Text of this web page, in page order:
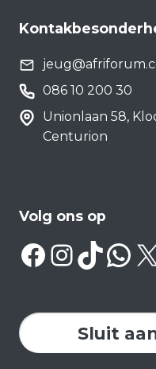
086 10 200 30
Unionlaan 58,
Centurion
Volg ons op
X
Sluit